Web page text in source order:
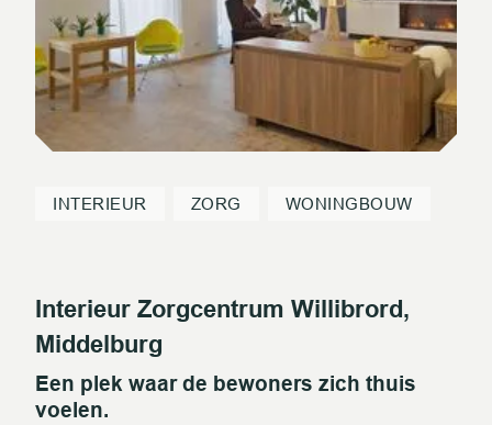
INTERIEUR ZORG WONINGBOUW
Interieur Zorgcentrum Willibrord,
Middelburg
Een plek waar de bewoners zich thuis
voelen.